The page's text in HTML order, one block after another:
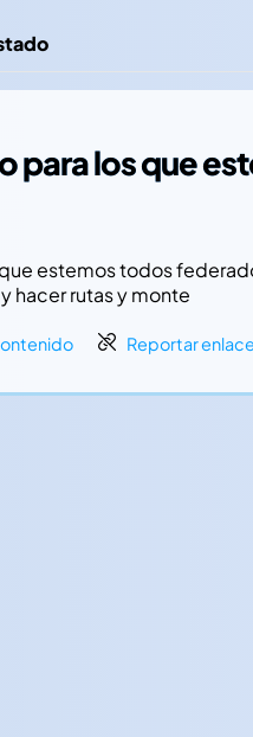
para los que
estemos todos
hacer rutas y monte
Reportar